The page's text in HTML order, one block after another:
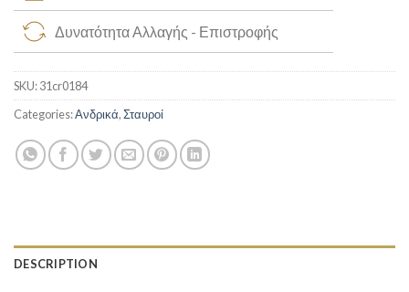
Δυνατότητα Αλλαγής - Επιστροφής
SKU:31cr0184
Categories:Ανδρικά,Σταυροί
DESCRIPTION